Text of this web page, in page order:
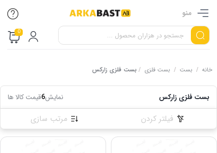
منو
0
خانه / بست / بست فلزی / بست فلزی زارکس
بست فلزی زارکس نمایش6قیمت کالا ها
فیلتر کردن مرتب سازی